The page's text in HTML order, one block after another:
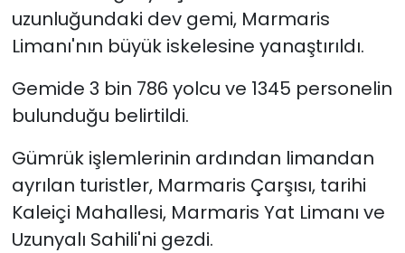
uzunluğundaki dev gemi, Marmaris
Limanı'nın büyük iskelesine yanaştırıldı.
Gemide 3 bin 786 yolcu ve 1345 personelin
bulunduğu belirtildi.
Gümrük işlemlerinin ardından limandan
ayrılan turistler, Marmaris Çarşısı, tarihi
Kaleiçi Mahallesi, Marmaris Yat Limanı ve
Uzunyalı Sahili'ni gezdi.
Yurt